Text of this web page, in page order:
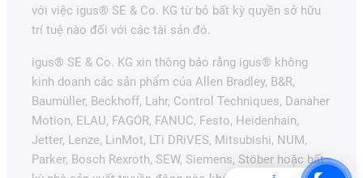
với việc igus® SE & Co. KG từ bỏ bất kỳ quyền sở hữu
trí tuệ nào đối với các tài sản đó.
igus® SE & Co. KG xin thông báo rằng igus® không
kinh doanh các sản phẩm của Allen Bradley, B&R,
Baumüller, Beckhoff, Lahr, Control Techniques, Danaher
Motion, ELAU, FAGOR, FANUC, Festo, Heidenhain,
Jetter, Lenze, LinMot, LTi DRiVES, Mitsubishi, NUM,
Parker, Bosch Rexroth, SEW, Siemens, Stöber hoặc bất